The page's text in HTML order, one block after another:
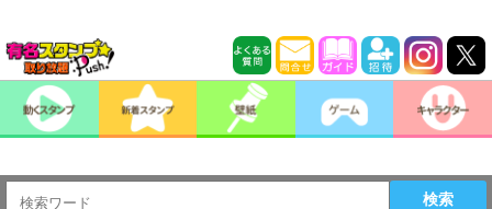
検索